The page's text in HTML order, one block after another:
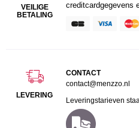
VEILIGE
BETALING
creditcardgegevens
LEVERING
CONTACT
contact@menzzo.nl
Leveringstarieven